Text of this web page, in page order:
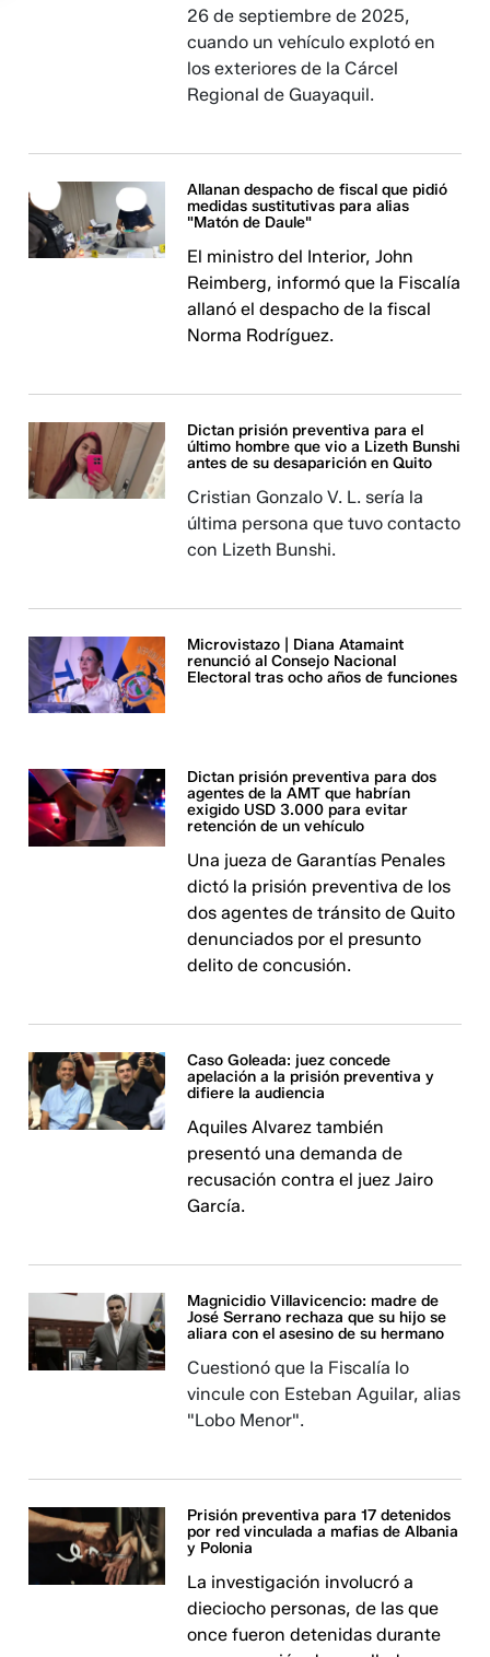
26 de septiembre de 2025,
cuando un vehículo explotó en
los exteriores de la Cárcel
Regional de Guayaquil.
Allanan despacho de fiscal que pidió
medidas sustitutivas para alias
"Matón de Daule"
El ministro del Interior, John
Reimberg, informó que la Fiscalía
allanó el despacho de la fiscal
Norma Rodríguez.
Dictan prisión preventiva para el
último hombre que vio a Lizeth Bunshi
antes de su desaparición en Quito
Cristian Gonzalo V. L. sería la
última persona que tuvo contacto
con Lizeth Bunshi.
Microvistazo | Diana Atamaint
renunció al Consejo Nacional
Electoral tras ocho años de funciones
Dictan prisión preventiva para dos
agentes de la AMT que habrían
exigido USD 3.000 para evitar
retención de un vehículo
Una jueza de Garantías Penales
dictó la prisión preventiva de los
dos agentes de tránsito de Quito
denunciados por el presunto
delito de concusión.
Caso Goleada: juez concede
apelación a la prisión preventiva y
difiere la audiencia
Aquiles Alvarez también
presentó una demanda de
recusación contra el juez Jairo
García.
Magnicidio Villavicencio: madre de
José Serrano rechaza que su hijo se
aliara con el asesino de su hermano
Cuestionó que la Fiscalía lo
vincule con Esteban Aguilar, alias
"Lobo Menor".
Prisión preventiva para 17 detenidos
por red vinculada a mafias de Albania
y Polonia
La investigación involucró a
dieciocho personas, de las que
once fueron detenidas durante